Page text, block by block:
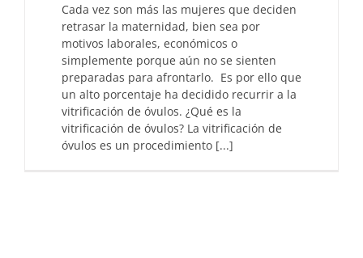
Cada vez son más las mujeres que deciden
retrasar la maternidad, bien sea por
motivos laborales, económicos o
simplemente porque aún no se sienten
preparadas para afrontarlo. Es por ello que
un alto porcentaje ha decidido recurrir a la
vitrificación de óvulos. ¿Qué es la
vitrificación de óvulos? La vitrificación de
óvulos es un procedimiento [...]